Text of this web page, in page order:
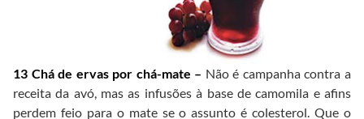
13 Chá de ervas por chá-mate – Não é campanha contra a
receita da avó, mas as infusões à base de camomila e afins
perdem feio para o mate se o assunto é colesterol. Que o